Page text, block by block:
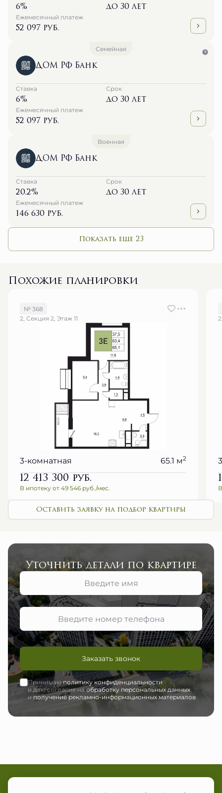
6% до 30 лет
Ежемесячный платеж
52 097 руб.
Семейная
ДОМ РФ Банк
Ставка
6%
Срок
до 30 лет
Ежемесячный платеж
52 097 руб.
Военная
ДОМ РФ Банк
Ставка
20.2%
Срок
до 30 лет
Ежемесячный платеж
146 630 руб.
Показать еще 23
Похожие планировки
№ 368
2, Секция 2, Этаж 11
3-комнатная 65.1 м2
12 413 300руб.
В ипотеку от 49 546 руб./мес.
Оставить заявку на подбор квартиры
Уточнить детали по квартире
Заказать звонок
Принимаюполитику конфиденциальности
и даю согласие наобработку персональных данных
иполучение рекламно-информационных материалов